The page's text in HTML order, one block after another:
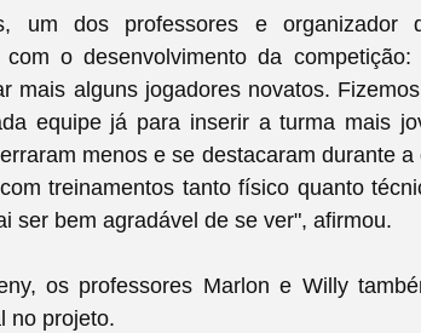
um dos professores e organizador
com o desenvolvimento da
mais alguns jogadores novatos.
equipe já para inserir a turma mais
menos e se destacaram durante
treinamentos tanto físico quanto
ser bem agradável de se ver", afirmou.
os professores Marlon e Willy
no projeto.